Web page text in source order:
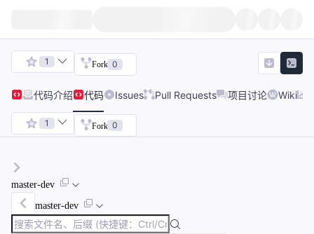
1 Fork 0
代码介绍 代码 Issues Pull Requests 项目讨论 Wiki
1 Fork 0
master-dev
master-dev